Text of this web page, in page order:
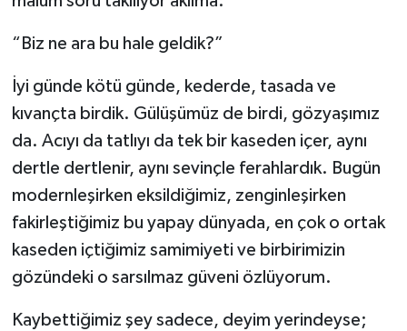
“Biz ne ara bu hale geldik?”
İyi günde kötü günde, kederde, tasada ve
kıvançta birdik. Gülüşümüz de birdi, gözyaşımız
da. Acıyı da tatlıyı da tek bir kaseden içer, aynı
dertle dertlenir, aynı sevinçle ferahlardık. Bugün
modernleşirken eksildiğimiz, zenginleşirken
fakirleştiğimiz bu yapay dünyada, en çok o ortak
kaseden içtiğimiz samimiyeti ve birbirimizin
gözündeki o sarsılmaz güveni özlüyorum.
Kaybettiğimiz şey sadece, deyim yerindeyse;